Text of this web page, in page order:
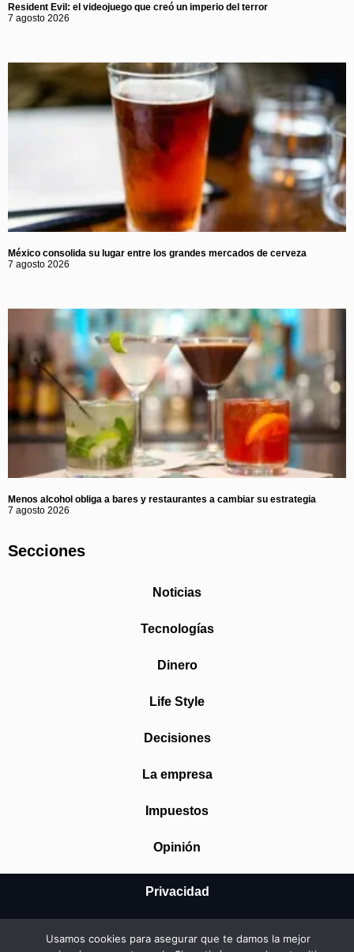
Resident Evil: el videojuego que creó un imperio del terror
7 agosto 2026
México consolida su lugar entre los grandes mercados de cerveza
7 agosto 2026
Menos alcohol obliga a bares y restaurantes a cambiar su estrategia
7 agosto 2026
Secciones
Noticias
Tecnologías
Dinero
Life Style
Decisiones
La empresa
Impuestos
Opinión
Privacidad
Usamos cookies para asegurar que te damos la mejor